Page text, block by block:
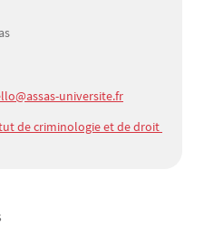
universite.fr
de criminologie et de droit